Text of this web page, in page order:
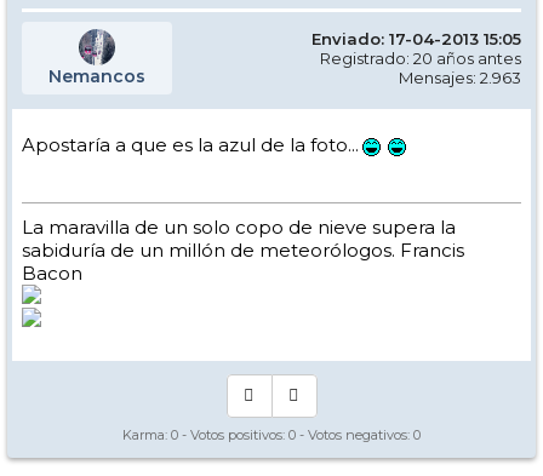
Nemancos
Enviado: 17-04-2013 15:05
Registrado: 20 años antes
Mensajes: 2.963
Apostaría a que es la azul de la foto...
La maravilla de un solo copo de nieve supera la
sabiduría de un millón de meteorólogos. Francis
Bacon
Karma: 0 - Votos positivos: 0 - Votos negativos: 0